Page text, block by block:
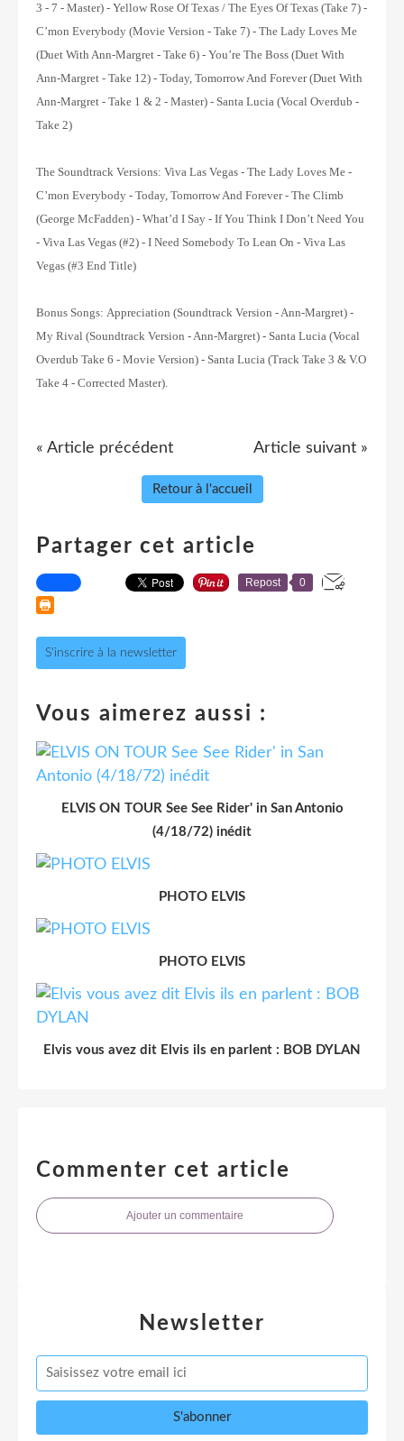
3 - 7 - Master) - Yellow Rose Of Texas / The Eyes Of Texas (Take 7) -
C’mon Everybody (Movie Version - Take 7) - The Lady Loves Me
(Duet With Ann-Margret - Take 6) - You’re The Boss (Duet With
Ann-Margret - Take 12) - Today, Tomorrow And Forever (Duet With
Ann-Margret - Take 1 & 2 - Master) - Santa Lucia (Vocal Overdub -
Take 2)
The Soundtrack Versions: Viva Las Vegas - The Lady Loves Me -
C’mon Everybody - Today, Tomorrow And Forever - The Climb
(George McFadden) - What’d I Say - If You Think I Don’t Need You
- Viva Las Vegas (#2) - I Need Somebody To Lean On - Viva Las
Vegas (#3 End Title)
Bonus Songs: Appreciation (Soundtrack Version - Ann-Margret) -
My Rival (Soundtrack Version - Ann-Margret) - Santa Lucia (Vocal
Overdub Take 6 - Movie Version) - Santa Lucia (Track Take 3 & V.O
Take 4 - Corrected Master).
« Article précédent Article suivant »
Retour à l'accueil
Partager cet article
Repost 0
S'inscrire à la newsletter
Vous aimerez aussi :
ELVIS ON TOUR See See Rider' in San Antonio
(4/18/72) inédit
PHOTO ELVIS
PHOTO ELVIS
Elvis vous avez dit Elvis ils en parlent : BOB DYLAN
Commenter cet article
Ajouter un commentaire
Newsletter